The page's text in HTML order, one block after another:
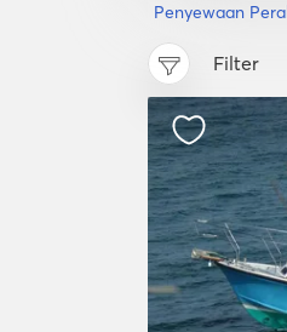
Penyewaan
Filter